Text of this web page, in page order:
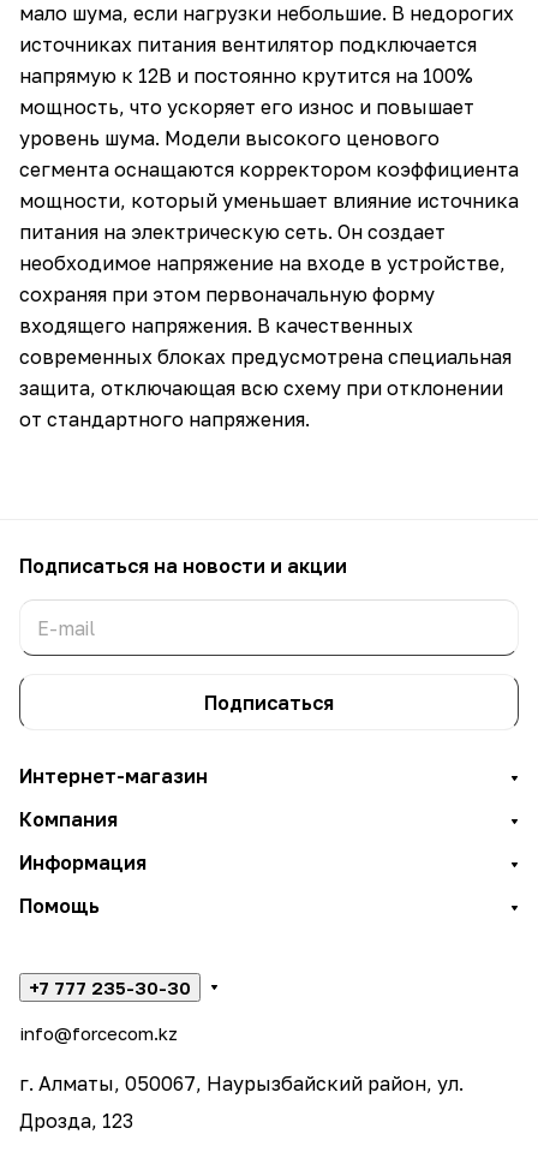
мало шума, если нагрузки небольшие. В недорогих
источниках питания вентилятор подключается
напрямую к 12В и постоянно крутится на 100%
мощность, что ускоряет его износ и повышает
уровень шума. Модели высокого ценового
сегмента оснащаются корректором коэффициента
мощности, который уменьшает влияние источника
питания на электрическую сеть. Он создает
необходимое напряжение на входе в устройстве,
сохраняя при этом первоначальную форму
входящего напряжения. В качественных
современных блоках предусмотрена специальная
защита, отключающая всю схему при отклонении
от стандартного напряжения.
Подписаться на новости и акции
Подписаться
Интернет-магазин
Компания
Информация
Помощь
+7 777 235-30-30
info@forcecom.kz
г. Алматы, 050067, Наурызбайский район, ул.
Дрозда, 123